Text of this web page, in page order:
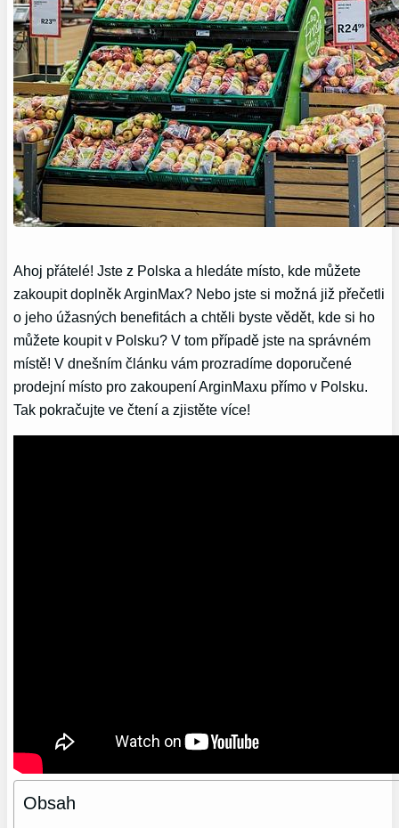
Ahoj ⁣přátelé! Jste z Polska ‍a hledáte místo, kde můžete‌
zakoupit doplněk ArginMax? Nebo jste‌ si možná‍ již přečetli
o jeho⁢ úžasných ⁤benefitách ‌a chtěli byste vědět, kde si ho
‍můžete koupit v Polsku? V tom ⁢případě jste na správném
místě!​ V dnešním článku vám prozradíme doporučené
prodejní místo pro zakoupení ArginMaxu přímo v Polsku.
Tak‍ pokračujte ve čtení a ​zjistěte více!
Obsah